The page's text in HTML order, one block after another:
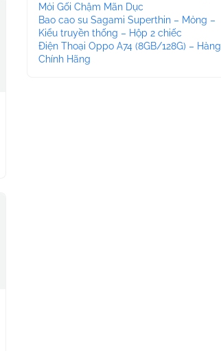
Mỏi Gối Chậm Mãn Dục
Bao cao su Sagami Superthin – Mỏng –
Kiểu truyền thống – Hộp 2 chiếc
Điện Thoại Oppo A74 (8GB/128G) – Hàng
Chính Hãng